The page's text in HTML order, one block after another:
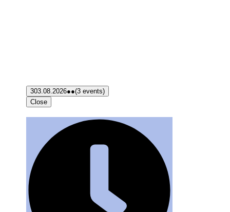
303.08.2026●●(3 events)
Close